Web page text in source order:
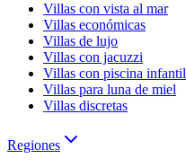
Villas con vista al mar
Villas económicas
Villas de lujo
Villas con jacuzzi
Villas con piscina infantil
Villas para luna de miel
Villas discretas
Regiones